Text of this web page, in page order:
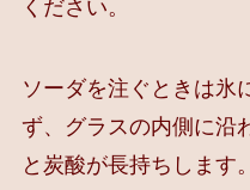
ください。
ソーダを注ぐときは氷
ず、グラスの内側に沿
と炭酸が長持ちします